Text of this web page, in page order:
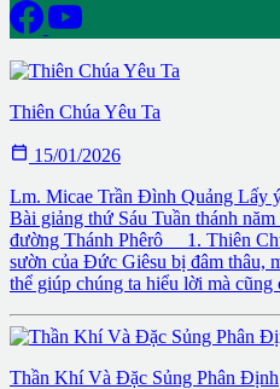
Thánh Ambrosiô, Tin Vào Thánh
Thiên Chúa Yêu Ta
 15/01/2026
Lm. Micae Trần Đình Quảng Lấy
Bài giảng thứ Sáu Tuần thánh
đường Thánh Phêrô 1. Thiên
sườn của Đức Giêsu bị đâm thâu,
thể giúp chúng ta hiểu lời mà cũng
Thần Khí Và Đặc Sủng Phân Định